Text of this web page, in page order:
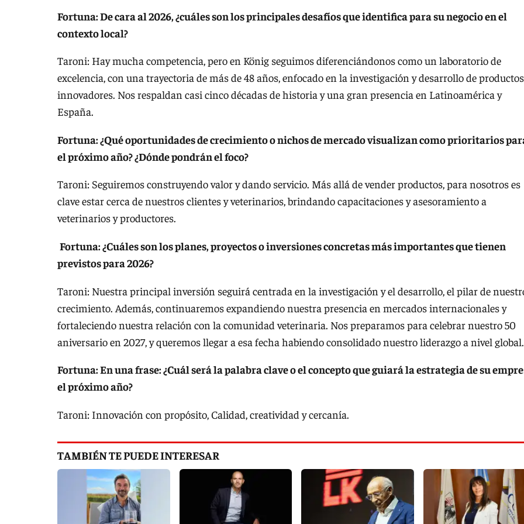
Fortuna: De cara al 2026, ¿cuáles son los principales desafíos que identifica para su negocio en el
contexto local?
Taroni: Hay mucha competencia, pero en König seguimos diferenciándonos como un laboratorio de
excelencia, con una trayectoria de más de 48 años, enfocado en la investigación y desarrollo de productos
innovadores. Nos respaldan casi cinco décadas de historia y una gran presencia en Latinoamérica y
España.
Fortuna: ¿Qué oportunidades de crecimiento o nichos de mercado visualizan como prioritarios
el próximo año? ¿Dónde pondrán el foco?
Taroni: Seguiremos construyendo valor y dando servicio. Más allá de vender productos, para nosotros es
clave estar cerca de nuestros clientes y veterinarios, brindando capacitaciones y asesoramiento a
veterinarios y productores.
Fortuna: ¿Cuáles son los planes, proyectos o inversiones concretas más importantes que tienen
previstos para 2026?
Taroni: Nuestra principal inversión seguirá centrada en la investigación y el desarrollo, el pilar de
crecimiento. Además, continuaremos expandiendo nuestra presencia en mercados internacionales y
fortaleciendo nuestra relación con la comunidad veterinaria. Nos preparamos para celebrar nuestro 50
aniversario en 2027, y queremos llegar a esa fecha habiendo consolidado nuestro liderazgo a nivel global.
Fortuna: En una frase: ¿Cuál será la palabra clave o el concepto que guiará la estrategia de su
el próximo año?
Taroni: Innovación con propósito, Calidad, creatividad y cercanía.
TAMBIÉN TE PUEDE INTERESAR